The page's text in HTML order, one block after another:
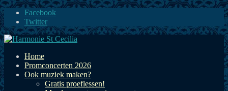
Facebook
Twitter
Home
Promconcerten 2026
Ook muziek maken?
Gratis proeflessen!